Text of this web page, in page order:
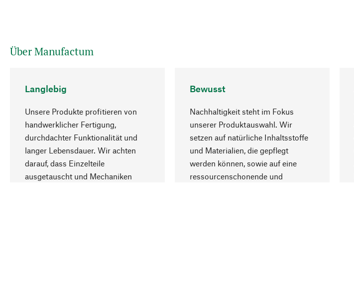
Über Manufactum
Langlebig
Unsere Produkte profitieren von
handwerklicher Fertigung,
durchdachter Funktionalität und
langer Lebensdauer. Wir achten
darauf, dass Einzelteile
ausgetauscht und Mechaniken
Bewusst
Nachhaltigkeit steht im Fokus
unserer Produktauswahl. Wir
setzen auf natürliche Inhaltsstoffe
und Materialien, die gepflegt
werden können, sowie auf eine
ressourcenschonende und